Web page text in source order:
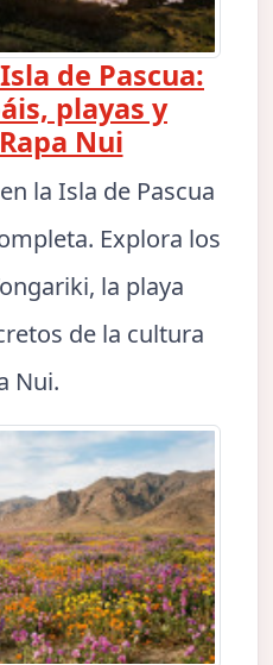
de Pascua:
playas y
Nui
la Isla de Pascua
Explora los
la playa
de la cultura
Nui.